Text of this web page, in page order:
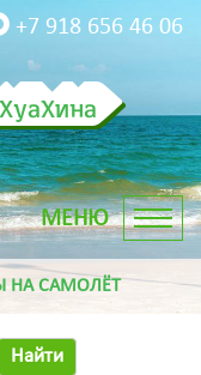
+7 918 656 46 06
НА САМОЛЁТ
Найти